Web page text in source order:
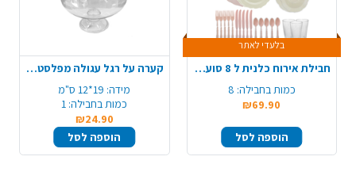
בלעדי לאתר
חבילת אירוח כלנית ל 8 סועדים מורחבת - קרם ורוד
כמות בחבילה: 8
₪69.90
הוספה לסל
קערה על רגל עגולה מפלסטיק - שקוף
מידה: 19*12 ס"מ
כמות בחבילה: 1
₪24.90
הוספה לסל